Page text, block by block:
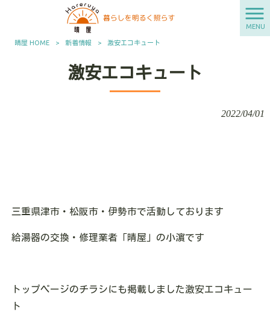
MENU
晴屋 HOME > 新着情報 > 激安エコキュート
激安エコキュート
2022/04/01
三重県津市・松阪市・伊勢市で活動しております
給湯器の交換・修理業者「晴屋」の小濵です
トップページのチラシにも掲載しました激安エコキュー
ト